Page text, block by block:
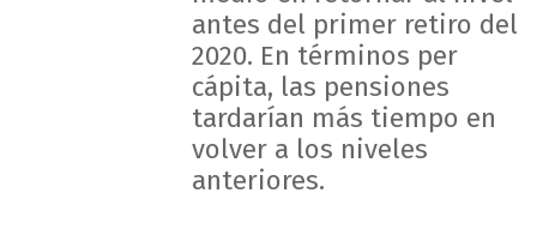
antes del primer retiro del
2020. En términos per
cápita, las pensiones
tardarían más tiempo en
volver a los niveles
anteriores.